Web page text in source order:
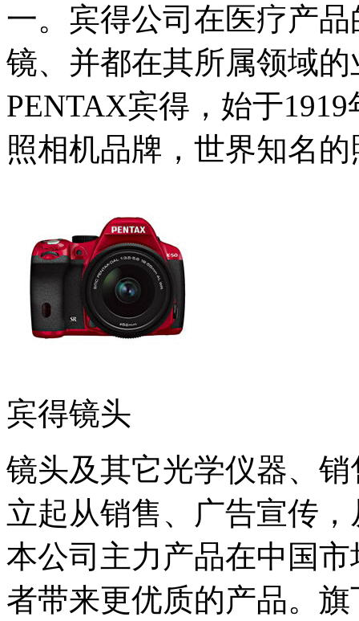
一。宾得公司在医疗产
镜、并都在其所属领域
PENTAX宾得，始于
照相机品牌，世界知名
宾得镜头
镜头及其它光学仪器、
立起从销售、广告宣传
本公司主力产品在中国
者带来更优质的产品。